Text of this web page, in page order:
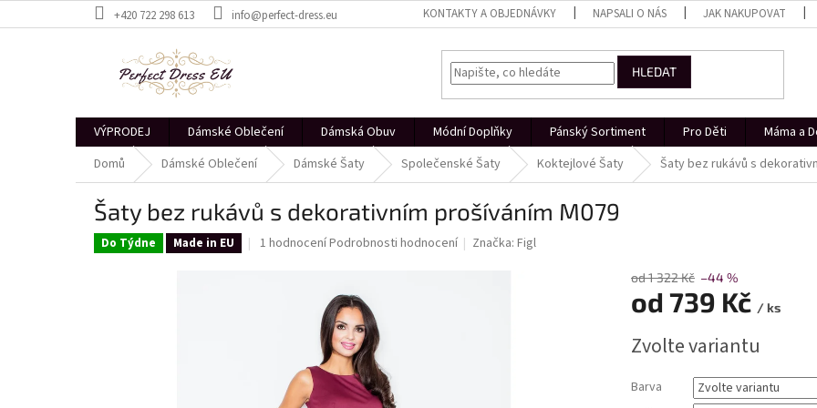
na
+420 722 298 613 info@perfect-dress.eu KONTAKTY A OBJEDNÁVKY NAPSALI O NÁS JAK NAKUPOVAT
HLEDAT
VÝPRODEJ Dámské Oblečení Dámská Obuv Módní Doplňky Pánský Sortiment Pro Děti Máma a
Domů
Dámské Oblečení Dámské Šaty Společenské Šaty Koktejlové Šaty Šaty bez rukávů s
Šaty bez rukávů s dekorativním prošíváním M079
Do Týdne Made in EU
Průměrné
hvězdiček.
1 hodnoceníPodrobnosti hodnocení Značka:Figl
od 1 322 Kč –44 %
od 739 Kč / ks
cena:
Zvolte variantu
Barva